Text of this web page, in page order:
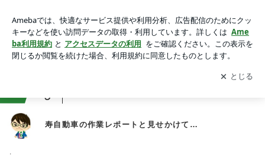
アプリをダウンロードして ブログの更新通知
を受け取りまし
ょう。
開く
9
寿自動車の作業レポートと見せかけて…
.